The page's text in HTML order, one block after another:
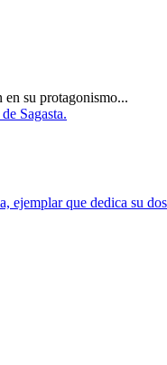
en su protagonismo...